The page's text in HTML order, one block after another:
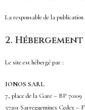
La responsable de la
2. Hébergement
Le site est hébergé par :
IONOS SARL
7, place de la Gare – BP 70109
57201 Sarreguemines Cedex –